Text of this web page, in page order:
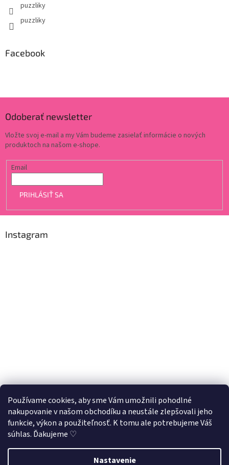
Používame cookies, aby sme Vám umožnili pohodlné
nakupovanie v našom obchodíku a neustále zlepšovali jeho
funkcie, výkon a použiteľnosť. K tomu ale potrebujeme Váš
súhlas. Ďakujeme ♡
Nastavenie
puzzliky
puzzliky
Facebook
Odoberať newsletter
Vložte svoj e-mail a my Vám budeme zasielať informácie o nových
produktoch na našom e-shope.
Email
PRIHLÁSIŤ SA
Instagram
Sledovať na Instagrame
Vytvoril Shoptet